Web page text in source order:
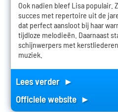
Ook nadien bleef Lisa populair.
succes met repertoire uit de
dat perfect aansloot bij haar
tijdloze melodieën. Daarnaast
schijnwerpers met
muziek.
Lees verder ►
Officiele website ►